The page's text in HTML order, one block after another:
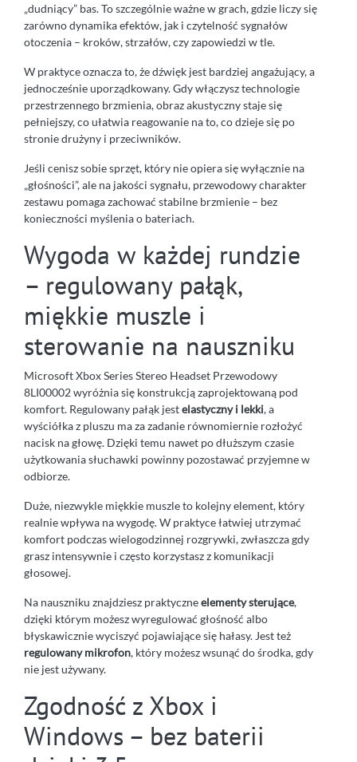
„dudniący” bas. To szczególnie ważne w grach, gdzie liczy się
zarówno dynamika efektów, jak i czytelność sygnałów
otoczenia – kroków, strzałów, czy zapowiedzi w tle.
W praktyce oznacza to, że dźwięk jest bardziej angażujący, a
jednocześnie uporządkowany. Gdy włączysz technologie
przestrzennego brzmienia, obraz akustyczny staje się
pełniejszy, co ułatwia reagowanie na to, co dzieje się po
stronie drużyny i przeciwników.
Jeśli cenisz sobie sprzęt, który nie opiera się wyłącznie na
„głośności”, ale na jakości sygnału, przewodowy charakter
zestawu pomaga zachować stabilne brzmienie – bez
konieczności myślenia o bateriach.
Wygoda w każdej rundzie
– regulowany pałąk,
miękkie muszle i
sterowanie na nauszniku
Microsoft Xbox Series Stereo Headset Przewodowy
8LI00002 wyróżnia się konstrukcją zaprojektowaną pod
komfort. Regulowany pałąk jestelastyczny i lekki, a
wyściółka z pluszu ma za zadanie równomiernie rozłożyć
nacisk na głowę. Dzięki temu nawet po dłuższym czasie
użytkowania słuchawki powinny pozostawać przyjemne w
odbiorze.
Duże, niezwykle miękkie muszle to kolejny element, który
realnie wpływa na wygodę. W praktyce łatwiej utrzymać
komfort podczas wielogodzinnej rozgrywki, zwłaszcza gdy
grasz intensywnie i często korzystasz z komunikacji
głosowej.
Na nauszniku znajdziesz praktyczneelementy sterujące,
dzięki którym możesz wyregulować głośność albo
błyskawicznie wyciszyć pojawiające się hałasy. Jest też
regulowany mikrofon, który możesz wsunąć do środka, gdy
nie jest używany.
Zgodność z Xbox i
Windows – bez baterii